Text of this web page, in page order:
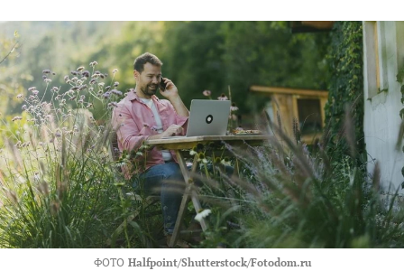
ФОТО Halfpoint/Shutterstock/Fotodom.ru